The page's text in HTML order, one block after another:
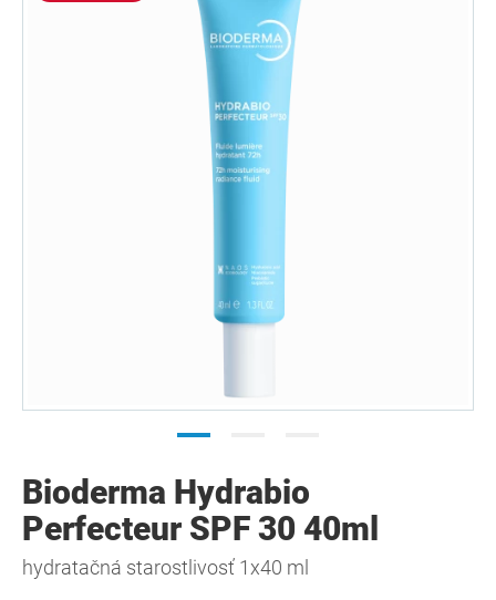
Bioderma Hydrabio
Perfecteur SPF 30 40ml
hydratačná starostlivosť 1x40 ml